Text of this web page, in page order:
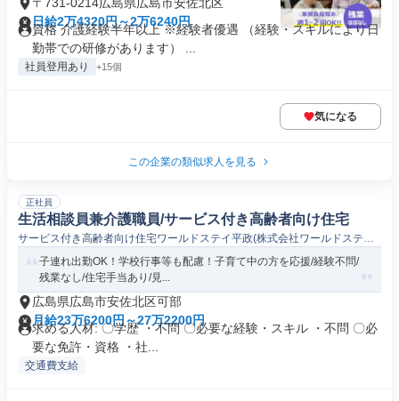
日給2万4320円～2万6240円
資格 介護経験半年以上 ※経験者優遇 （経験・スキルにより日
勤帯での研修があります） ...
社員登用あり +15個
気になる
この企業の類似求人を見る
正社員
生活相談員兼介護職員/サービス付き高齢者向け住宅
サービス付き高齢者向け住宅ワールドステイ平政(株式会社ワールドステイ
群馬支社)
子連れ出勤OK！学校行事等も配慮！子育て中の方を応援/経験不問/
残業なし/住宅手当あり/見...
広島県広島市安佐北区可部
月給23万6200円～27万2200円
求める人材: 〇学歴 ・不問 〇必要な経験・スキル ・不問 〇必
要な免許・資格 ・社...
交通費支給